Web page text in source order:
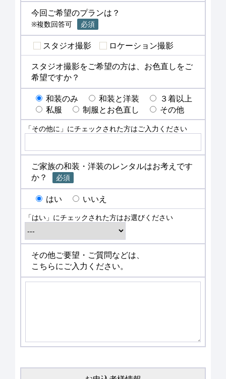
今回ご希望のプランは？
※複数回答可 必須
スタジオ撮影
ロケーション撮影
スタジオ撮影をご希望の方は、お色直しをご
希望ですか？
和装のみ
和装と洋装
３着以上
私服
制服とお色直し その他
「その他に」にチェックされた方はご入力ください
ご家族の和装・洋装のレンタルはお考えです
か？
必須
はい いいえ
「はい」にチェックされた方はお選びください
その他ご要望・ご質問などは、
こちらにご入力ください。